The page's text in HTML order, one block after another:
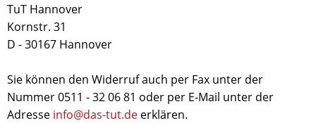
TuT Hannover
Kornstr. 31
D - 30167 Hannover
Sie können den Widerruf auch per Fax unter der
Nummer 0511 - 32 06 81 oder per E-Mail unter der
Adresse info@das-tut.de erklären.